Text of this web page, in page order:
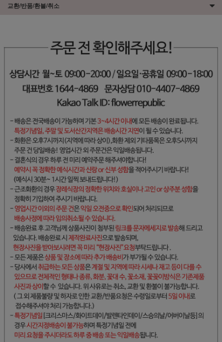
교환/반품/환불/취소